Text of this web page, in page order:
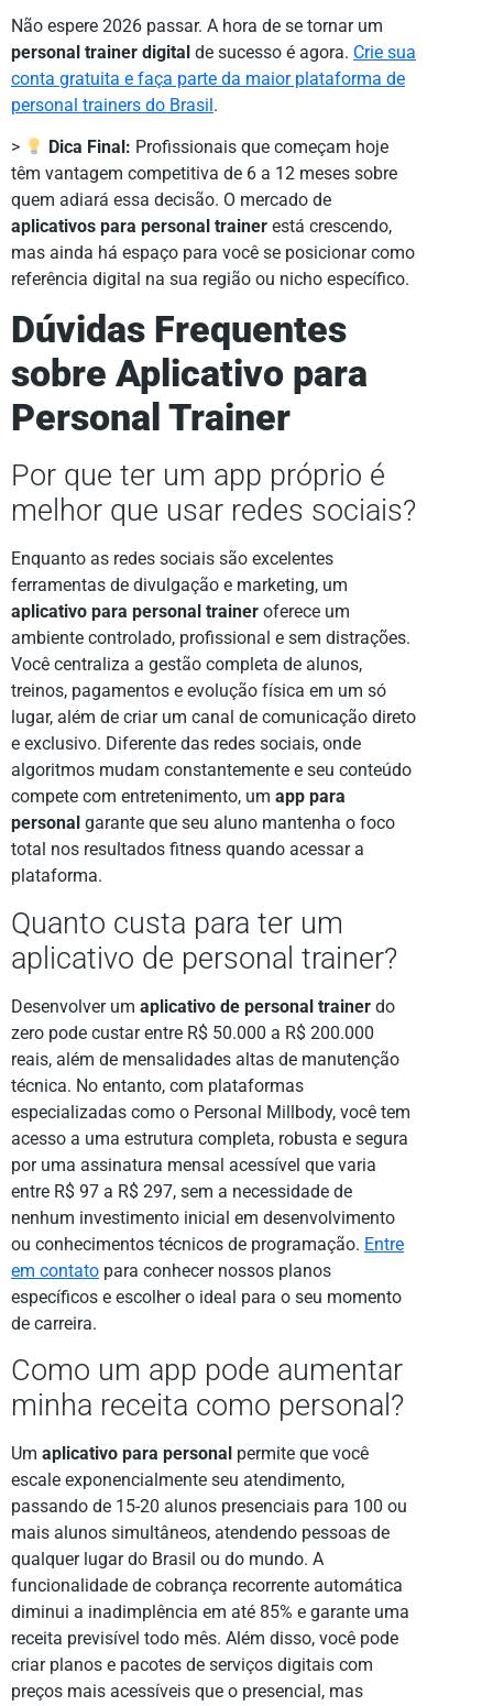
Não espere 2026 passar. A hora de se tornar um
personal trainer digital de sucesso é agora. Crie sua
conta gratuita e faça parte da maior plataforma de
personal trainers do Brasil.
> Dica Final: Profissionais que começam hoje
têm vantagem competitiva de 6 a 12 meses sobre
quem adiará essa decisão. O mercado de
aplicativos para personal trainer está crescendo,
mas ainda há espaço para você se posicionar como
referência digital na sua região ou nicho específico.
Dúvidas Frequentes
sobre Aplicativo para
Personal Trainer
Por que ter um app próprio é
melhor que usar redes sociais?
Enquanto as redes sociais são excelentes
ferramentas de divulgação e marketing, um
aplicativo para personal trainer oferece um
ambiente controlado, profissional e sem distrações.
Você centraliza a gestão completa de alunos,
treinos, pagamentos e evolução física em um só
lugar, além de criar um canal de comunicação direto
e exclusivo. Diferente das redes sociais, onde
algoritmos mudam constantemente e seu conteúdo
compete com entretenimento, um app para
personal garante que seu aluno mantenha o foco
total nos resultados fitness quando acessar a
plataforma.
Quanto custa para ter um
aplicativo de personal trainer?
Desenvolver um aplicativo de personal trainer do
zero pode custar entre R$ 50.000 a R$ 200.000
reais, além de mensalidades altas de manutenção
técnica. No entanto, com plataformas
especializadas como o Personal Millbody, você tem
acesso a uma estrutura completa, robusta e segura
por uma assinatura mensal acessível que varia
entre R$ 97 a R$ 297, sem a necessidade de
nenhum investimento inicial em desenvolvimento
ou conhecimentos técnicos de programação. Entre
em contato para conhecer nossos planos
específicos e escolher o ideal para o seu momento
de carreira.
Como um app pode aumentar
minha receita como personal?
Um aplicativo para personal permite que você
escale exponencialmente seu atendimento,
passando de 15-20 alunos presenciais para 100 ou
mais alunos simultâneos, atendendo pessoas de
qualquer lugar do Brasil ou do mundo. A
funcionalidade de cobrança recorrente automática
diminui a inadimplência em até 85% e garante uma
receita previsível todo mês. Além disso, você pode
criar planos e pacotes de serviços digitais com
preços mais acessíveis que o presencial, mas